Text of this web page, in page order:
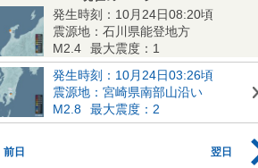
発生時刻：10月24日08:20頃
震源地：石川県能登地方
M2.4
最大震度：1
発生時刻：10月24日03:26頃
震源地：宮崎県南部山沿い
M2.8
最大震度：2
前日 翌日